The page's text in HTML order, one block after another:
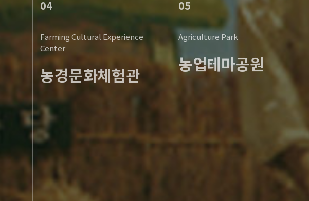
04
Farming Cultural Experience
Center
농경문화체험관
05
Agriculture Park
농업테마공원